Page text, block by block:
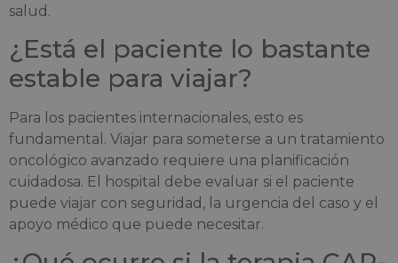
salud.
¿Está el paciente lo bastante
estable para viajar?
Para los pacientes internacionales, esto es
fundamental. Viajar para someterse a un tratamiento
oncológico avanzado requiere una planificación
cuidadosa. El hospital debe evaluar si el paciente
puede viajar con seguridad, la urgencia del caso y el
apoyo médico que puede necesitar.